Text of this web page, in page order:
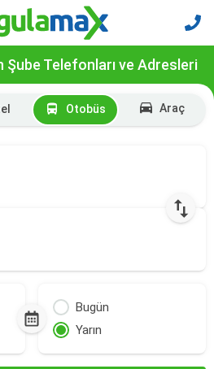
Şube Telefonları ve Adresleri
Otobüs Araç
Bugün
Yarın